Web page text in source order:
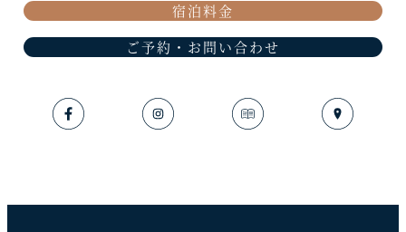
宿泊料金
ご予約・お問い合わせ